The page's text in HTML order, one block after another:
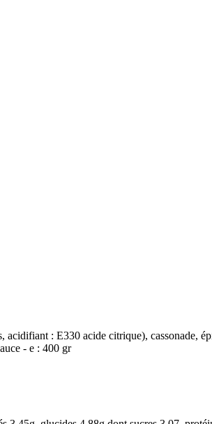
acidifiant : E330 acide citrique), cassonade,
- e : 400 gr